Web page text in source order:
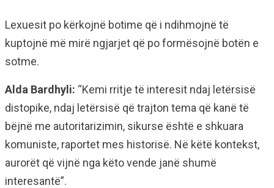
Lexuesit po kërkojnë botime që i ndihmojnë të
kuptojnë më mirë ngjarjet që po formësojnë botën e
sotme.
Alda Bardhyli: “Kemi rritje të interesit ndaj letërsisë
distopike, ndaj letërsisë që trajton tema që kanë të
bëjnë me autoritarizimin, sikurse është e shkuara
komuniste, raportet mes historisë. Në këtë kontekst,
aurorët që vijnë nga këto vende janë shumë
interesantë”.